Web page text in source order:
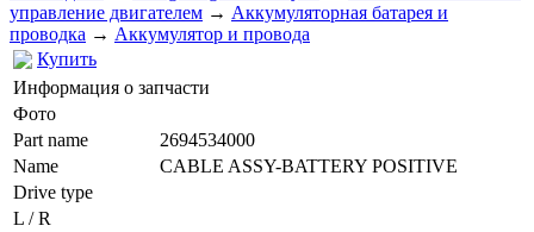
управление двигателем → Аккумуляторная батарея и
проводка → Аккумулятор и провода
Купить
Информация о запчасти
Фото
Part name
2694534000
Name
CABLE ASSY-BATTERY POSITIVE
Drive type
L / R